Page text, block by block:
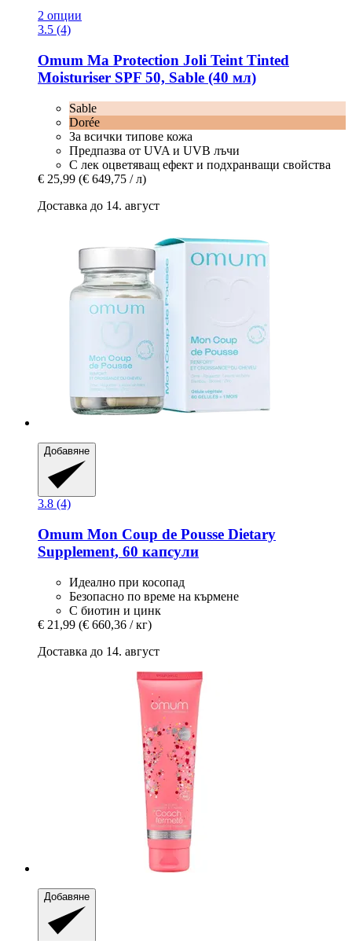
2 опции
3.5 (4)
Omum Ma Protection Joli Teint Tinted
Moisturiser SPF 50, Sable (40 мл)
Sable
Dorée
За всички типове кожа
Предпазва от UVA и UVB лъчи
С лек оцветяващ ефект и подхранващи свойства
€ 25,99 (€ 649,75 / л)
Доставка до 14. август
Добавяне
3.8 (4)
Omum Mon Coup de Pousse Dietary
Supplement, 60 капсули
Идеално при косопад
Безопасно по време на кърмене
С биотин и цинк
€ 21,99 (€ 660,36 / кг)
Доставка до 14. август
Добавяне